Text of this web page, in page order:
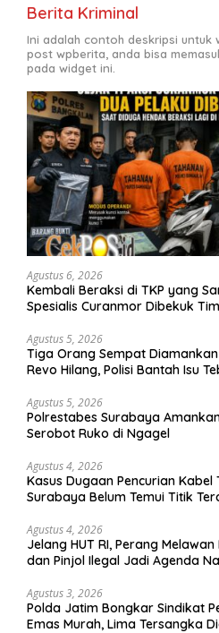
Berita Kriminal
Ini adalah contoh deskripsi untuk
post wpberita, anda bisa
pada widget ini.
Agustus 6, 2026
Kembali Beraksi di TKP yang
Spesialis Curanmor Dibekuk
Agustus 5, 2026
Tiga Orang Sempat
Revo Hilang, Polisi Bantah Isu
Agustus 5, 2026
Polrestabes Surabaya
Serobot Ruko di Ngagel
Agustus 4, 2026
Kasus Dugaan Pencurian Kabel
Surabaya Belum Temui Titik
Agustus 4, 2026
Jelang HUT RI, Perang
dan Pinjol Ilegal Jadi Agenda
Agustus 3, 2026
Polda Jatim Bongkar Sindikat
Emas Murah, Lima Tersangka